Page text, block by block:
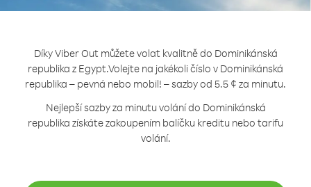
Díky Viber Out můžete volat kvalitně do Dominikánská
republika z Egypt.Volejte na jakékoli číslo v Dominikánská
republika – pevná nebo mobil! – sazby od 5.5 ¢ za minutu.
Nejlepší sazby za minutu volání do Dominikánská
republika získáte zakoupením balíčku kreditu nebo tarifu
volání.